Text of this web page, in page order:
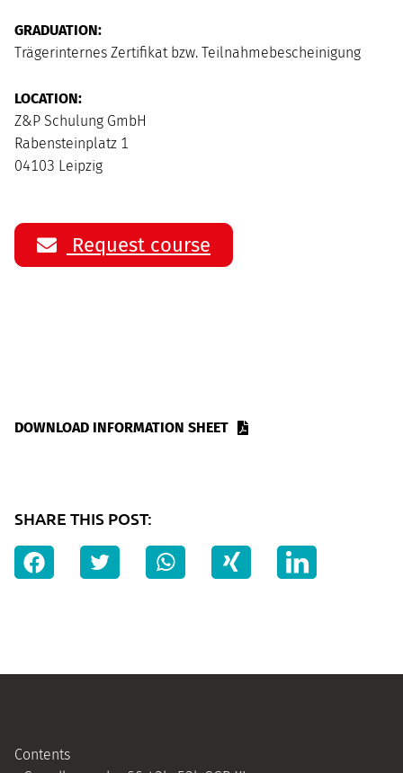
GRADUATION:
Trägerinternes Zertifikat bzw. Teilnahmebescheinigung
LOCATION:
Z&P Schulung GmbH
Rabensteinplatz 1
04103 Leipzig
Request course
DOWNLOAD INFORMATION SHEET
SHARE THIS POST:
Contents